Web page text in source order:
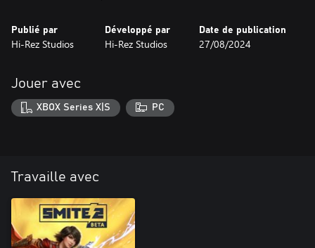
Publié par
Hi-Rez Studios
Développé par
Hi-Rez Studios
Date de publication
27/08/2024
Jouer avec
XBOX Series X|S PC
Travaille avec